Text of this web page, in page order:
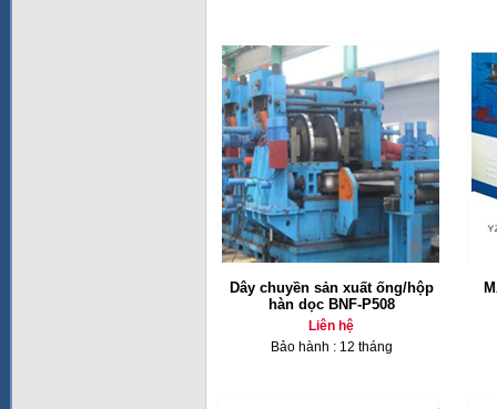
Dây chuyền sản xuất ống/hộp
hàn dọc BNF-P508
Liên hệ
Bảo hành : 12 tháng